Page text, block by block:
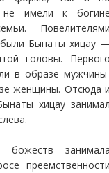
не имели к
были Бынаты хицау
головы.
в образе
женщины. Отсюда
хицау
божеств